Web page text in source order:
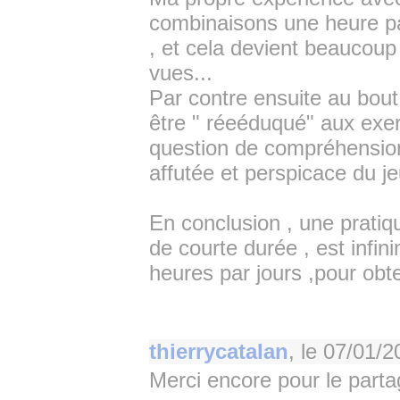
combinaisons une heure
, et cela devient
vues...
Par contre ensuite au
être " réeéduqué" aux
question de
affutée et perspicace du
En conclusion , une
de courte durée , est
heures par jours ,pour
thierrycatalan, le 07/01/
Merci encore pour le